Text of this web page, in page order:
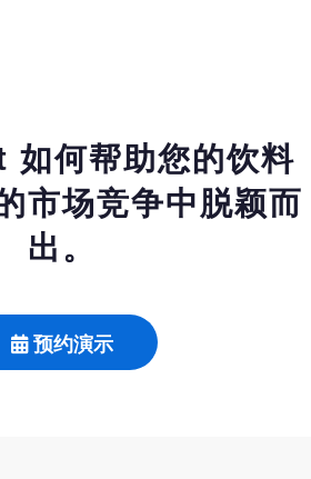
如何帮助您的饮料
市场竞争中脱颖而
出。
预约演示